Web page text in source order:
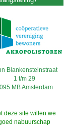
Blankensteinstraat
1 t/m 29
MB Amsterdam
deze site willen we
nabuurschap